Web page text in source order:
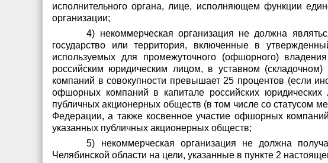
исполнительного органа, лице, исполняющем функции
организации;
4) некоммерческая организация не должна
государство или территория, включенные в
используемых для промежуточного (офшорного)
российским юридическим лицом, в уставном
компаний в совокупности превышает 25 процентов (если
офшорных компаний в капитале российских
публичных акционерных обществ (в том числе со статусом
Федерации, а также косвенное участие офшорных
указанных публичных акционерных обществ;
5) некоммерческая организация не должна
Челябинской области на цели, указанные в пункте 2